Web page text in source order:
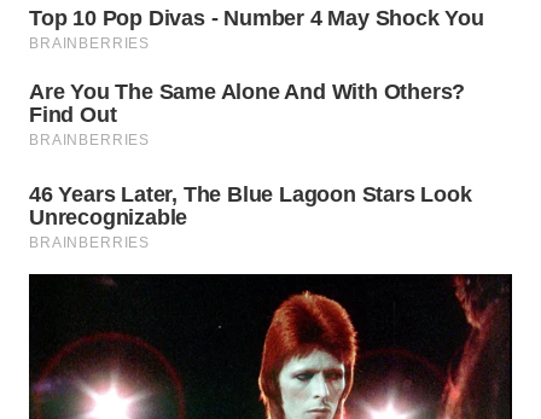
WN
MANDALIKA
WN
LIKUPANG
WN
LABUANBAJO
WN
Wahana
Media
Group